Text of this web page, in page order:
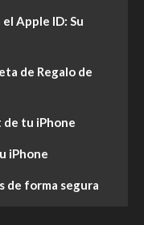
Apple ID: Su
de Regalo de
de tu iPhone
iPhone
de forma segura